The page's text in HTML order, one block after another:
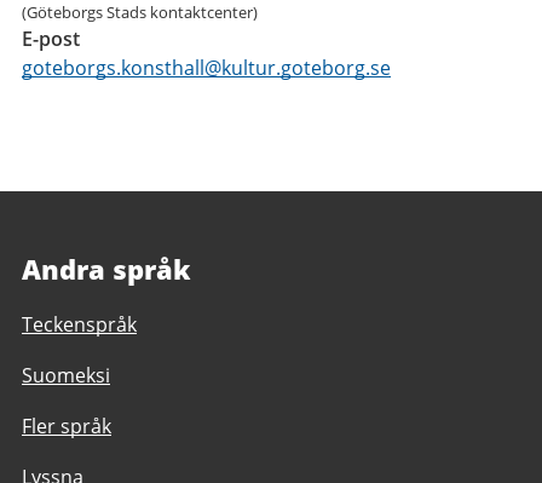
(Göteborgs Stads kontaktcenter)
E-post
goteborgs.konsthall@kultur.goteborg.se
Andra språk
Teckenspråk
Suomeksi
Fler språk
Lyssna